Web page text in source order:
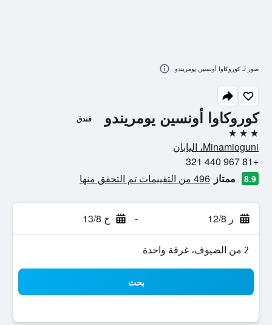
كوروكاوا أونسين يومريندو فندق
3 نجوم
Minamioguni، اليابان
+81 967 440 321
8.9 ممتاز 496 من التقييمات تم التحقق منها
ر 12/8 - خ 13/8
2 من الضيوف، غرفة واحدة
بحث
صور لـ كوروكاوا أونسين يومريندو